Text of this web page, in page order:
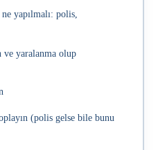
yapılmalı: polis,
ve yaralanma olup
(polis gelse bile bunu